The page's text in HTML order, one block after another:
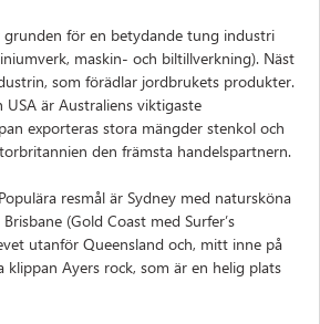
för en betydande tung industri
maskin- och biltillverkning). Näst
som förädlar jordbrukets produkter.
är Australiens viktigaste
exporteras stora mängder stenkol och
den främsta handelspartnern.
resmål är Sydney med natursköna
(Gold Coast med Surfer’s
utanför Queensland och, mitt inne på
klippan Ayers rock, som är en helig plats